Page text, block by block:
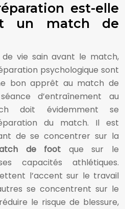
est-elle
un match de
de vie sain avant le match,
psychologique sont
bon apprêt au match de
d’entraînement au
doit évidemment se
du match. Il est
de se concentrer sur la
de foot que sur le
capacités athlétiques.
l’accent sur le travail
se concentrent sur le
le risque de blessure,